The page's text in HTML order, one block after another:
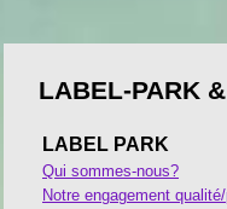
LABEL-PARK
LABEL PARK
Qui sommes-nous?
Notre engagement